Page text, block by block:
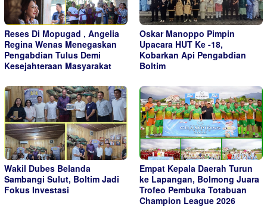
Reses Di Mopugad , Angelia
Regina Wenas Menegaskan
Pengabdian Tulus Demi
Kesejahteraan Masyarakat
Oskar Manoppo Pimpin
Upacara HUT Ke -18,
Kobarkan Api Pengabdian
Boltim
Wakil Dubes Belanda
Sambangi Sulut, Boltim Jadi
Fokus Investasi
Empat Kepala Daerah Turun
ke Lapangan, Bolmong Juara
Trofeo Pembuka Totabuan
Champion League 2026